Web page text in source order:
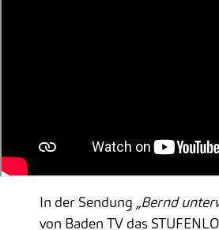
In der Sendung „Bernd
von Baden TV das